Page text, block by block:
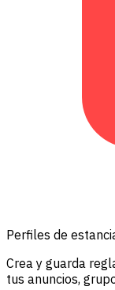
Perfiles de
Crea y guarda
tus anuncios,